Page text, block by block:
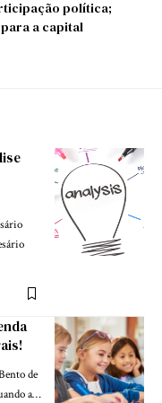
política;
a capital
de
a…